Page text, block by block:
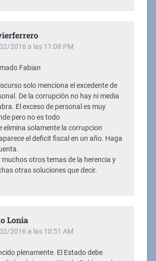
2016 a las 11:08 PM
Fabian
solo menciona el excedente de
De la corrupción no hay ni media
El exceso de personal es muy
pero no es todo
elimina solamente la corrupcion
el deficit fiscal en un año. Haga
muchos otros temas de la herencia y
otras soluciones que decir.
Lonia
2016 a las 10:51 AM
plenamente. El Estado debe